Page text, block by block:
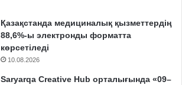
Қазақстанда медициналық қызметтердің
88,6%-ы электронды форматта
көрсетіледі
10.08.2026
Saryarqa Creative Hub орталығында «09–